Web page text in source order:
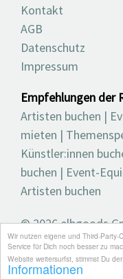
Wir nutzen eigene und Third-Party-
Service für Dich noch besser zu
Website weitersurfst, stimmst Du
Informationen
Kontakt
AGB
Datenschutz
Impressum
Empfehlungen der
Artisten buchen |
mieten |
Künstler:innen
buchen | Event-
Artisten buchen
© 2026 elbgoods
industry /